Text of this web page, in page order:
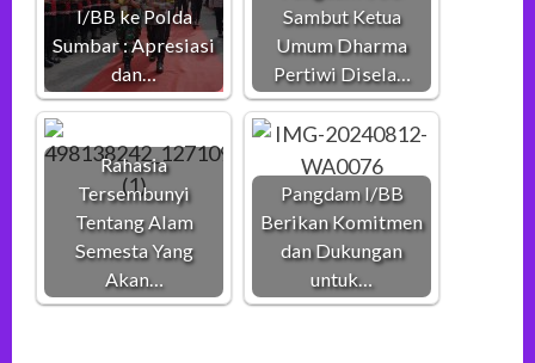
I/BB ke Polda
Sumbar : Apresiasi
dan…
Sambut Ketua
Umum Dharma
Pertiwi Disela…
Rahasia
Tersembunyi
Tentang Alam
Semesta Yang
Akan…
Pangdam I/BB
Berikan Komitmen
dan Dukungan
untuk…